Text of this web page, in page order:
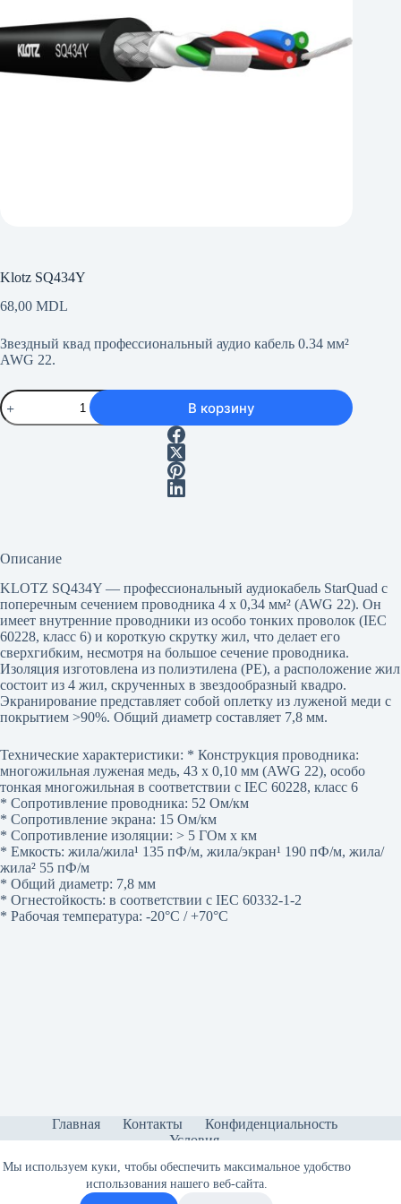
Мы используем куки, чтобы обеспечить максимальное удобство
использования нашего веб-сайта.
Klotz SQ434Y
68,00 MDL
Звездный квад профессиональный аудио кабель 0.34 мм²
AWG 22.
Количество
товара
Klotz
В корзину
Описание
KLOTZ SQ434Y — профессиональный аудиокабель StarQuad с
поперечным сечением проводника 4 x 0,34 мм² (AWG 22). Он
имеет внутренние проводники из особо тонких проволок (IEC
60228, класс 6) и короткую скрутку жил, что делает его
сверхгибким, несмотря на большое сечение проводника.
Изоляция изготовлена из полиэтилена (PE), а расположение жил
состоит из 4 жил, скрученных в звездообразный квадро.
Экранирование представляет собой оплетку из луженой меди с
покрытием >90%. Общий диаметр составляет 7,8 мм.
Технические характеристики: * Конструкция проводника:
многожильная луженая медь, 43 x 0,10 мм (AWG 22), особо
тонкая многожильная в соответствии с IEC 60228, класс 6
* Сопротивление проводника: 52 Ом/км
* Сопротивление экрана: 15 Ом/км
* Сопротивление изоляции: > 5 ГОм x км
* Емкость: жила/жила¹ 135 пФ/м, жила/экран¹ 190 пФ/м, жила/
жила² 55 пФ/м
* Общий диаметр: 7,8 мм
* Огнестойкость: в соответствии с IEC 60332-1-2
* Рабочая температура: -20°C / +70°C
Главная Контакты
Конфиденциальность
Условия